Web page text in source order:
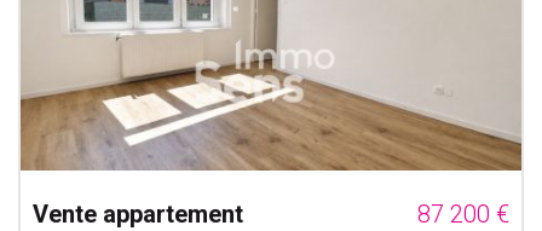
Vente appartement
87 200 €